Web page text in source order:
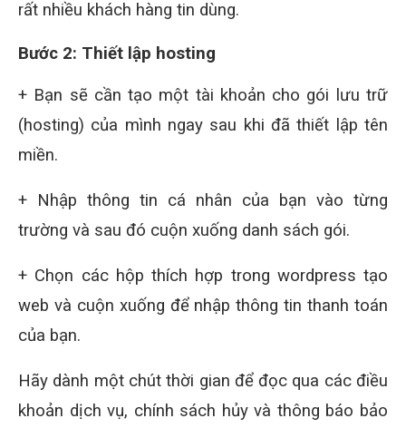
rất nhiều khách hàng tin dùng.
Bước 2: Thiết lập hosting
+ Bạn sẽ cần tạo một tài khoản cho gói lưu trữ
(hosting) của mình ngay sau khi đã thiết lập tên
miền.
+ Nhập thông tin cá nhân của bạn vào từng
trường và sau đó cuộn xuống danh sách gói.
+ Chọn các hộp thích hợp trong wordpress tạo
web và cuộn xuống để nhập thông tin thanh toán
của bạn.
Hãy dành một chút thời gian để đọc qua các điều
khoản dịch vụ, chính sách hủy và thông báo bảo